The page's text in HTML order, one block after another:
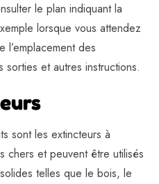
le plan indiquant la
lorsque vous attendez
l’emplacement des
et autres instructions.
sont les extincteurs à
chers et peuvent être utilisés
telles que le bois, le